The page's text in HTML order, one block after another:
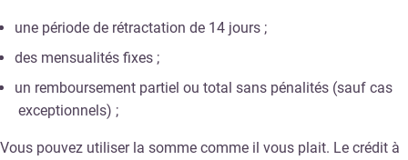
une période de rétractation de 14 jours ;
des mensualités fixes ;
un remboursement partiel ou total sans pénalités (sauf cas
exceptionnels) ;
Vous pouvez utiliser la somme comme il vous plait. Le crédit à